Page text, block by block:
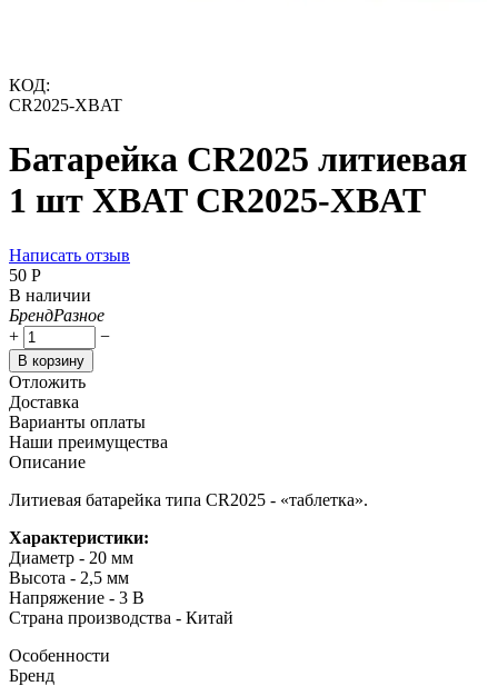
КОД:
CR2025-XBAT
Батарейка CR2025 литиевая
1 шт XBAT CR2025-XBAT
Написать отзыв
‍50‍ Р
В наличии
БрендРазное
+
−
В корзину
Отложить
Доставка
Варианты оплаты
Наши преимущества
Описание
Литиевая батарейка типа CR2025 - «таблетка».
Характеристики:
Диаметр - 20 мм
Высота - 2,5 мм
Напряжение - 3 В
Страна производства - Китай
Особенности
Бренд